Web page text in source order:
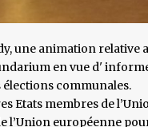
une animation relative
en vue d'
communales.
Etats membres de
l’Union européenne